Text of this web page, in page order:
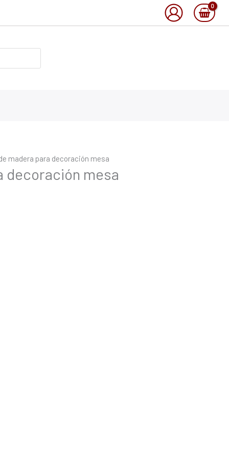
madera para decoración mesa
decoración mesa